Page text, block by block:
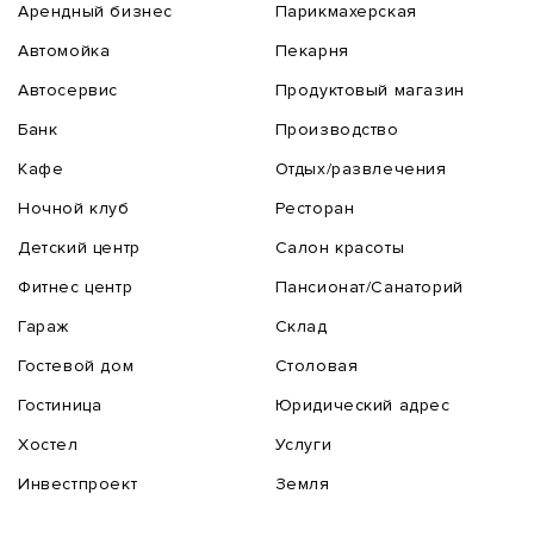
Арендный бизнес
Автомойка
Автосервис
Банк
Кафе
Ночной клуб
Детский центр
Фитнес центр
Гараж
Гостевой дом
Гостиница
Хостел
Инвестпроект
Парикмахерская
Пекарня
Продуктовый магазин
Производство
Отдых/развлечения
Ресторан
Салон красоты
Пансионат/Санаторий
Склад
Столовая
Юридический адрес
Услуги
Земля